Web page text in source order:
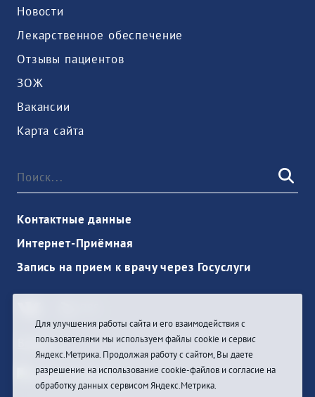
Новости
Лекарственное обеспечение
Отзывы пациентов
ЗОЖ
Вакансии
Карта сайта
Контактные данные
Интернет-Приёмная
Запись на прием к врачу через Госуслуги
Войти
Для улучшения работы сайта и его взаимодействия с
пользователями мы используем файлы cookie и сервис
Яндекс.Метрика. Продолжая работу с сайтом, Вы даете
разрешение на использование cookie-файлов и согласие на
обработку данных сервисом Яндекс.Метрика.